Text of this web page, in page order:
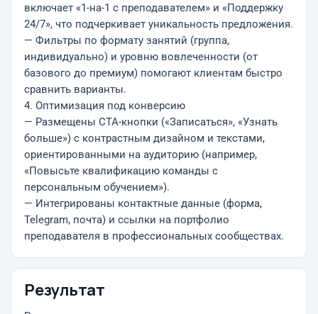
включает «1-на-1 с преподавателем» и «Поддержку
24/7», что подчеркивает уникальность предложения.
— Фильтры по формату занятий (группа,
индивидуально) и уровню вовлеченности (от
базового до премиум) помогают клиентам быстро
сравнить варианты.
4. Оптимизация под конверсию
— Размещены CTA-кнопки («Записаться», «Узнать
больше») с контрастным дизайном и текстами,
ориентированными на аудиторию (например,
«Повысьте квалификацию команды с
персональным обучением»).
— Интегрированы контактные данные (форма,
Telegram, почта) и ссылки на портфолио
преподавателя в профессиональных сообществах.
Результат